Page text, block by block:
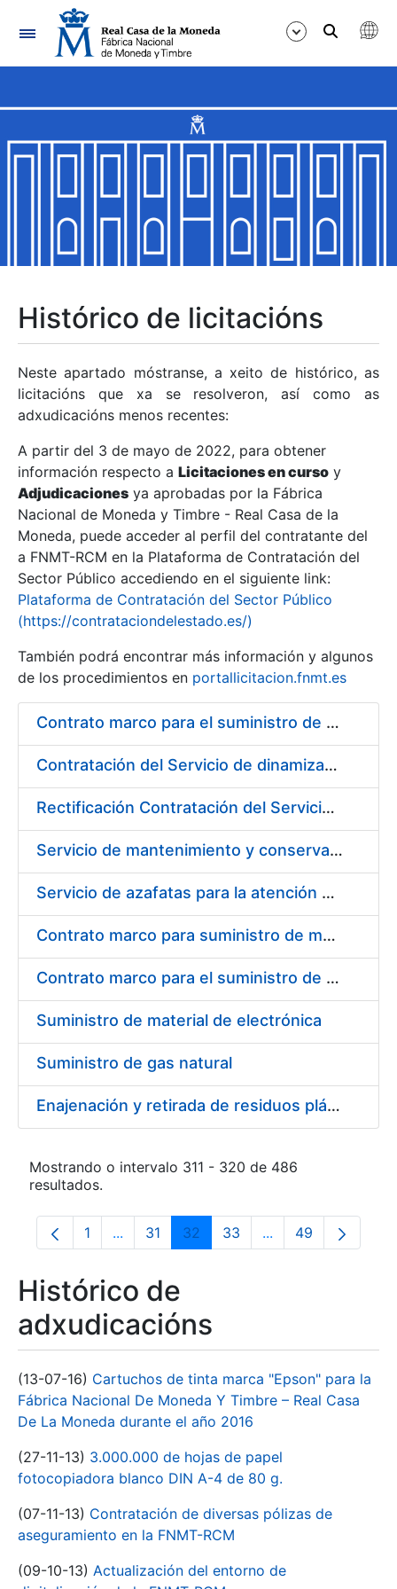
Navegación
Mostrar/Ocultar
Mostrar/Ocultar
Mostrar/Ocultar
Mostrar/Ocultar
Mostrar/Ocultar
Mostrar/Ocultar
Mostrar/Ocultar
Histórico de licitacións
Neste apartado móstranse, a xeito de histórico, as
licitacións que xa se resolveron, así como as
adxudicacións menos recentes:
A partir del 3 de mayo de 2022, para obtener
información respecto a Licitaciones en curso y
Adjudicaciones ya aprobadas por la Fábrica
Nacional de Moneda y Timbre - Real Casa de la
Moneda, puede acceder al perfil del contratante del
a FNMT-RCM en la Plataforma de Contratación del
Sector Público accediendo en el siguiente link:
Plataforma de Contratación del Sector Público
(https://contrataciondelestado.es/)
También podrá encontrar más información y algunos
de los procedimientos en portallicitacion.fnmt.es
Contrato marco para el suministro de ferretería
Contratación del Servicio de dinamización y fomento del uso de certificados ceres en redes sociales
Rectificación Contratación del Servicio de dinamización y fomento del uso de certificados ceres en redes sociales
Servicio de mantenimiento y conservación de plantas y flores
Servicio de azafatas para la atención al público en las tiendas de la Fábrica Nacional de Moneda y Timbre – Real Casa de Moneda
Contrato marco para suministro de material de transmisiones y rodamientos
Contrato marco para el suministro de material de filtración
Suministro de material de electrónica
Suministro de gas natural
Enajenación y retirada de residuos plásticos durante 2016
Mostrando o intervalo 311 - 320 de 486
resultados.
Páxina
1 ...Páxinas intermedias Use pestaña para
Páxina
31 Páxina
32 Páxina
33 ...PáxinasPáxina
49
Histórico de
adxudicacións
(13-07-16) Cartuchos de tinta marca "Epson" para la
Fábrica Nacional De Moneda Y Timbre – Real Casa
De La Moneda durante el año 2016
(27-11-13) 3.000.000 de hojas de papel
fotocopiadora blanco DIN A-4 de 80 g.
(07-11-13) Contratación de diversas pólizas de
aseguramiento en la FNMT-RCM
(09-10-13) Actualización del entorno de